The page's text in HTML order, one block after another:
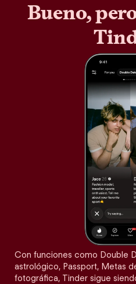
Bueno,
Con funciones como Double
astrológico, Passport, Metas
fotográfica, Tinder sigue